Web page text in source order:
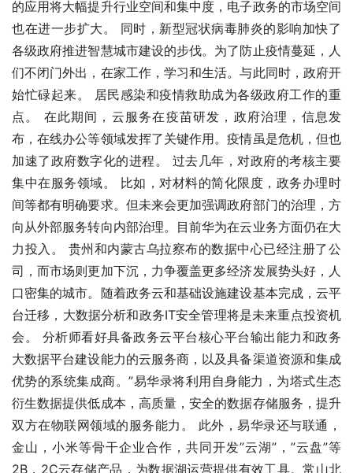
的应用将大幅提升行业空间和集中度，电子政务的市场空间
也在进一步扩大。 同时，新型冠状病毒肺炎的影响加快了
各级政府推进智慧城市建设的步伐。为了防止疫情蔓延，人
们不闭门外出，在家工作，学习和生活。与此同时，政府开
始忙碌起来。 居民感染和疫情救助成为各级政府工作的重
点。 在此期间，云服务在疫苗研发，政府治理，信息发
布，在线办公等领域发挥了关键作用。疫情虽是危机，但也
加速了政府数字化的进程。 过去几年，对政府的考核主要
集中在服务领域。 比如，对材料的简化限度，政务办理时
间等都有明确要求。但未来会更加强调政府部门的治理，方
向从外部服务转向内部治理。目前华为在云业务方面仍在大
力投入。 贵州和内蒙古乌拉察布的数据中心已经注册了公
司，而市场则更加下沉，力争覆盖更多经济发展势头好，人
口密集的城市。随着政务云和基础设施建设基本完成，云平
台迁移，大数据分析和政务IT安全管理将是未来重点投资机
会。 分析师看好具备政务云平台核心平台输出能力和政务
大数据平台建设能力的云服务商，以及具备渠道资源和集成
优势的系统集成商。”易华录将利用自身能力，为塔式生态
衍生数据提供低成本，高质量，安全的数据存储服务，提升
双方在物联网领域的服务能力。 此外，易华录还与联通，
金山，小米等骨干企业合作，共同开发”云湖”，”云盘”等
2B，2C云存储产品，为数据湖运营提供有效工具。常山北